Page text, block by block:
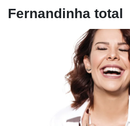
Fernandinha total